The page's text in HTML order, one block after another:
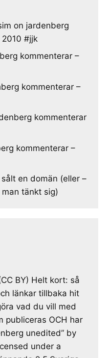
on jardenberg
2010 #jjk
kommenterar –
kommenterar –
kommenterar
kommenterar –
en domän (eller –
tänkt sig)
BY) Helt kort: så
länkar tillbaka hit
vad du vill med
publiceras OCH har
unedited” by
under a